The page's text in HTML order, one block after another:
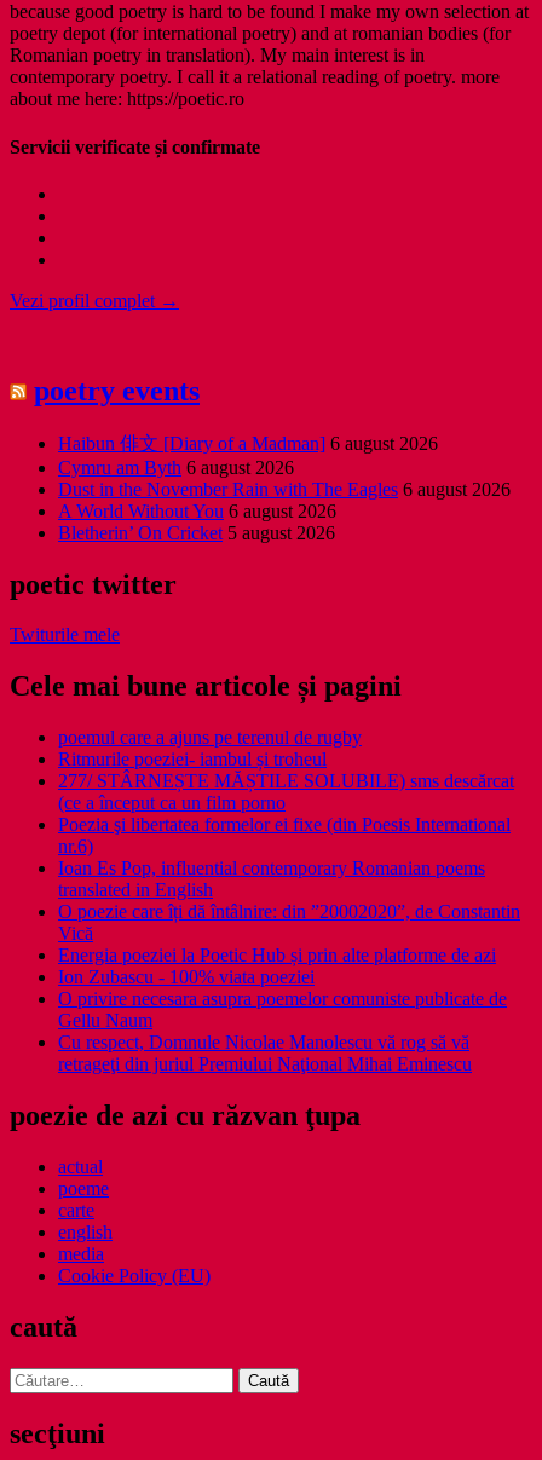
because good poetry is hard to be found I make my own selection at
poetry depot (for international poetry) and at romanian bodies (for
Romanian poetry in translation). My main interest is in
contemporary poetry. I call it a relational reading of poetry. more
about me here: https://poetic.ro
Servicii verificate și confirmate
Vezi profil complet →
poetry events
Haibun 俳文 [Diary of a Madman] 6 august 2026
Cymru am Byth 6 august 2026
Dust in the November Rain with The Eagles 6 august 2026
A World Without You 6 august 2026
Bletherin’ On Cricket 5 august 2026
poetic twitter
Twiturile mele
Cele mai bune articole și pagini
poemul care a ajuns pe terenul de rugby
Ritmurile poeziei- iambul și troheul
277/ STÂRNEȘTE MĂȘTILE SOLUBILE) sms descărcat
(ce a început ca un film porno
Poezia şi libertatea formelor ei fixe (din Poesis International
nr.6)
Ioan Es Pop, influential contemporary Romanian poems
translated in English
O poezie care îți dă întâlnire: din ”20002020”, de Constantin
Vică
Energia poeziei la Poetic Hub și prin alte platforme de azi
Ion Zubascu - 100% viata poeziei
O privire necesara asupra poemelor comuniste publicate de
Gellu Naum
Cu respect, Domnule Nicolae Manolescu vă rog să vă
retrageţi din juriul Premiului Naţional Mihai Eminescu
poezie de azi cu răzvan ţupa
actual
poeme
carte
english
media
Cookie Policy (EU)
caută
Caută
după:
secţiuni